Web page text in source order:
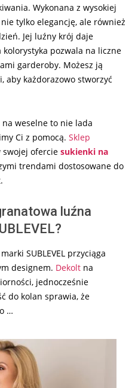
Wykonana z wysokiej
tylko elegancję, ale również
Jej luźny krój daje
pozwala na liczne
garderoby. Możesz ją
aby każdorazowo stworzyć
weselne to nie lada
Ci z pomocą. Sklep
ofercie sukienki na
trendami dostosowane do
luźna
SUBLEVEL przyciąga
designem. Dekolt na
jednocześnie
do kolan sprawia, że
…